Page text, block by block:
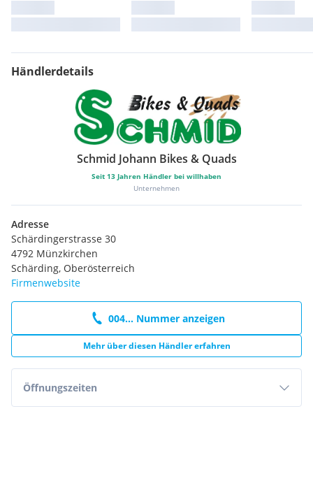
Händlerdetails
Schmid Johann Bikes & Quads
Seit 13 Jahren Händler bei willhaben
Unternehmen
Adresse
Schärdingerstrasse 30
4792 Münzkirchen
Schärding, Oberösterreich
Firmenwebsite
004... Nummer anzeigen
Mehr über diesen Händler erfahren
Öffnungszeiten